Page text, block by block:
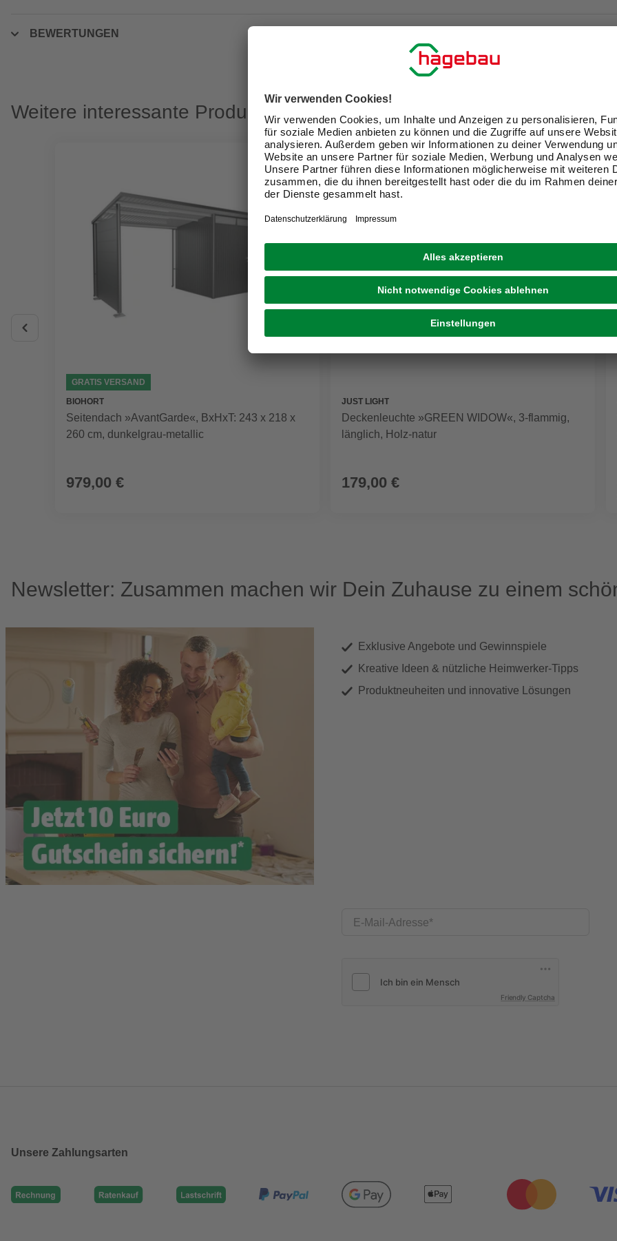
BEWERTUNGEN
Weitere interessante Produkte
GRATIS VERSAND
BIOHORT
Seitendach »AvantGarde«, BxHxT: 243 x 218 x
260 cm, dunkelgrau-metallic
979,00 €
JUST LIGHT
Deckenleuchte »GREEN WIDOW«, 3-flammig,
länglich, Holz-natur
179,00 €
Newsletter: Zusammen machen wir Dein Zuhause zu einem
Exklusive Angebote und Gewinnspiele
Kreative Ideen & nützliche Heimwerker-Tipps
Produktneuheiten und innovative Lösungen
E-Mail-Adresse
Friendly Captcha
Unsere Zahlungsarten